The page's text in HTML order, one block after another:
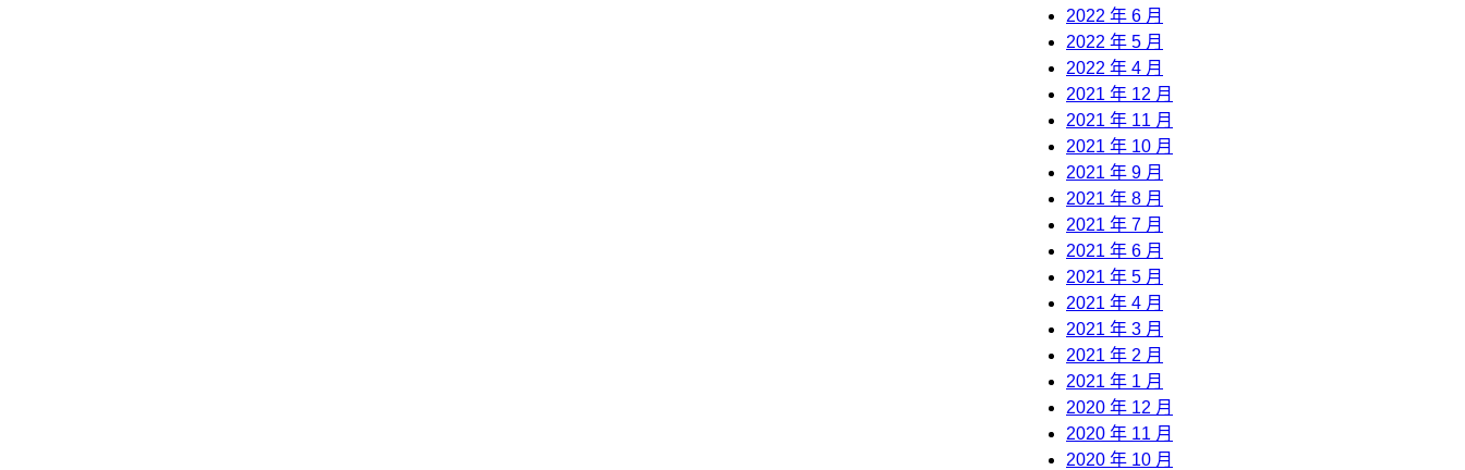
2022 年 6 月
2022 年 5 月
2022 年 4 月
2021 年 12 月
2021 年 11 月
2021 年 10 月
2021 年 9 月
2021 年 8 月
2021 年 7 月
2021 年 6 月
2021 年 5 月
2021 年 4 月
2021 年 3 月
2021 年 2 月
2021 年 1 月
2020 年 12 月
2020 年 11 月
2020 年 10 月